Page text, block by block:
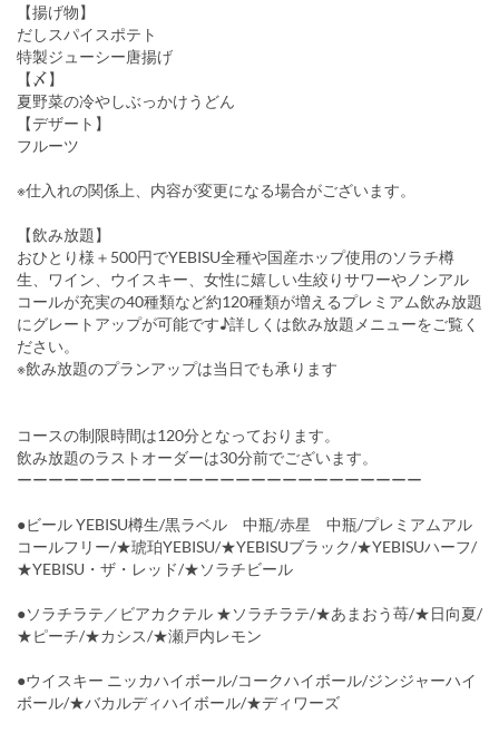
【揚げ物】
だしスパイスポテト
特製ジューシー唐揚げ
【〆】
夏野菜の冷やしぶっかけうどん
【デザート】
フルーツ
※仕入れの関係上、内容が変更になる場合がございます。
【飲み放題】
おひとり様＋500円でYEBISU全種や国産ホップ使用のソラチ樽
生、ワイン、ウイスキー、女性に嬉しい生絞りサワーやノンアル
コールが充実の40種類など約120種類が増えるプレミアム飲み放題
にグレートアップが可能です♪詳しくは飲み放題メニューをご覧く
ださい。
※飲み放題のプランアップは当日でも承ります
コースの制限時間は120分となっております。
飲み放題のラストオーダーは30分前でございます。
ーーーーーーーーーーーーーーーーーーーーーーーーーー
●ビール YEBISU樽生/黒ラベル 中瓶/赤星 中瓶/プレミアムアル
コールフリー/★琥珀YEBISU/★YEBISUブラック/★YEBISUハーフ/
★YEBISU・ザ・レッド/★ソラチビール
●ソラチラテ／ビアカクテル ★ソラチラテ/★あまおう苺/★日向夏/
★ピーチ/★カシス/★瀬戸内レモン
●ウイスキー ニッカハイボール/コークハイボール/ジンジャーハイ
ボール/★バカルディハイボール/★ディワーズ